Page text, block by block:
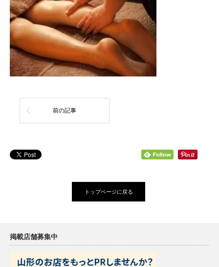
前の記事
トップページに戻る
掲載店舗募集中